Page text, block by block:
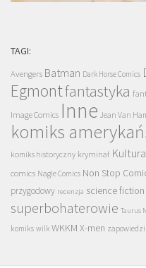
TAGI:
Avengers Batman Dark Horse Comics
Egmontfantastyka
Image Comics Inne Jean Van
komiks
komiks historyczny kryminał
comics Nagle Comics Non Stop
przygodowy recenzja science fiction
superbohaterowie Taurus
komiks wilk WKKM X-men zapowiedzi